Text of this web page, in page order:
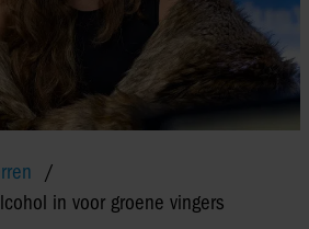
in voor groene vingers